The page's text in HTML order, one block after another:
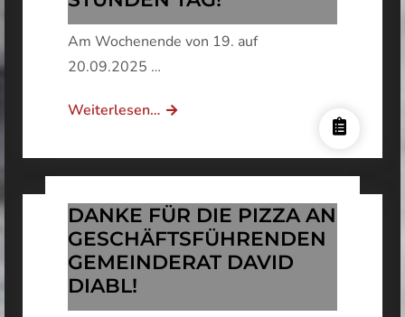
Am Wochenende von 19. auf
20.09.2025 …
Weiterlesen…DAS
UNSER
STUNDEN
TAG!
DANKE FÜR DIE PIZZA AN
GESCHÄFTSFÜHRENDEN
GEMEINDERAT DAVID
DIABL!